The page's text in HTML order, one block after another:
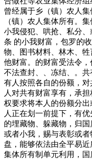
曾经属于乡（镇）农人
（镇）农人集体所有。
小我侵犯、哄抢、私分
条 的小我财富，包罗的
物、图书材料、林木、
他财富。的财富受法令
不法查封、、冻结、。
有人按照各自的份额，
人对共有财富享有，承
权要求将本人的份额分
人正在划一前提下，有
的埋藏物、躲藏物，归
或者小我，赐与表彰或
盘，能够依法由全平易
集体所有制单元利用，